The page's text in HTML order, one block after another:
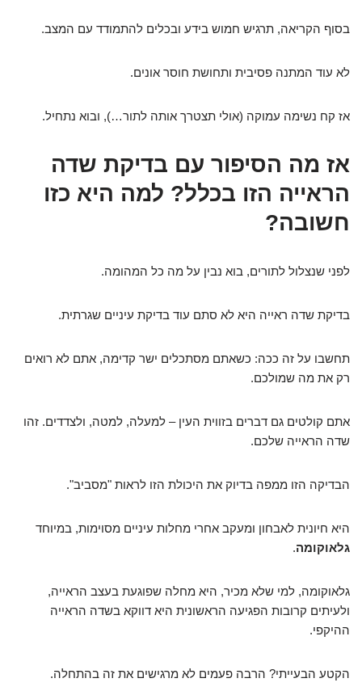
בסוף הקריאה, תרגיש חמוש בידע ובכלים להתמודד עם המצב.
לא עוד המתנה פסיבית ותחושת חוסר אונים.
אז קח נשימה עמוקה (אולי תצטרך אותה לתור…), ובוא נתחיל.
אז מה הסיפור עם בדיקת שדה
הראייה הזו בכלל? למה היא כזו
חשובה?
לפני שנצלול לתורים, בוא נבין על מה כל המהומה.
בדיקת שדה ראייה היא לא סתם עוד בדיקת עיניים שגרתית.
תחשבו על זה ככה: כשאתם מסתכלים ישר קדימה, אתם לא רואים
רק את מה שמולכם.
אתם קולטים גם דברים בזווית העין – למעלה, למטה, ולצדדים. זהו
שדה הראייה שלכם.
הבדיקה הזו ממפה בדיוק את היכולת הזו לראות "מסביב".
היא חיונית לאבחון ומעקב אחרי מחלות עיניים מסוימות, במיוחד
גלאוקומה.
גלאוקומה, למי שלא מכיר, היא מחלה שפוגעת בעצב הראייה,
ולעיתים קרובות הפגיעה הראשונית היא דווקא בשדה הראייה
ההיקפי.
הקטע הבעייתי? הרבה פעמים לא מרגישים את זה בהתחלה.